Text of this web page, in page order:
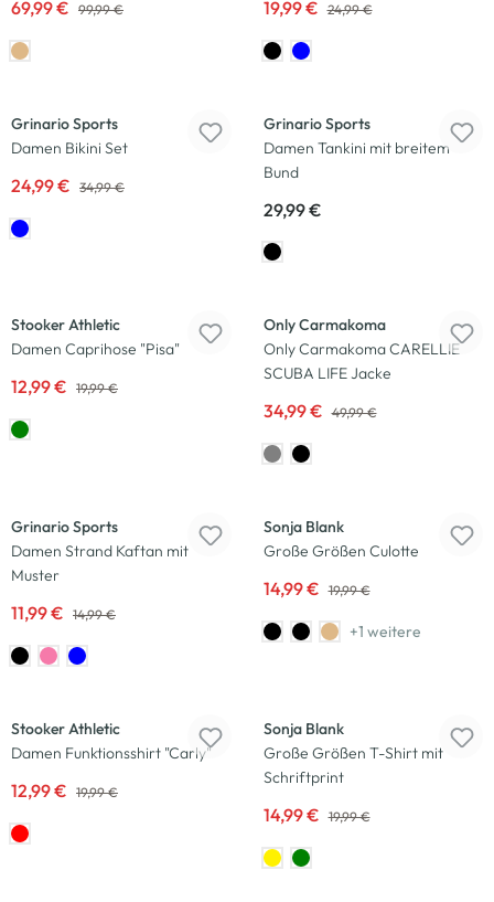
69,99 € 99,99 € 19,99 € 24,99 €
Grinario Sports
Damen Bikini Set
24,99 € 34,99 €
Grinario Sports
Damen Tankini mit breitem
Bund
29,99 €
Stooker Athletic
Damen Caprihose "Pisa"
12,99 € 19,99 €
Only Carmakoma
Only Carmakoma CARELLIE
SCUBA LIFE Jacke
34,99 € 49,99 €
Grinario Sports
Damen Strand Kaftan mit
Muster
11,99 € 14,99 €
Sonja Blank
Große Größen Culotte
14,99 € 19,99 €
+1 weitere
Stooker Athletic
Damen Funktionsshirt "Carly"
12,99 € 19,99 €
Sonja Blank
Große Größen T-Shirt mit
Schriftprint
14,99 € 19,99 €